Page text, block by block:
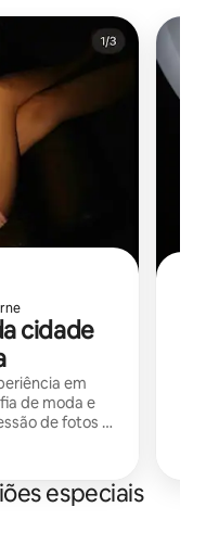
cidade
em
de moda e
de fotos e
especiais